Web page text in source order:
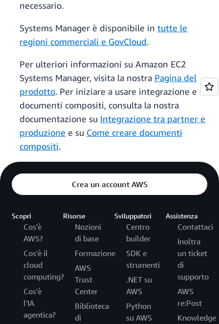
necessario.
Systems Manager è disponibile in tutte le
regioni commerciali e GovCloud.
Per ulteriori informazioni su Amazon EC2
Systems Manager, visita la nostra Pagina del
prodotto. Per iniziare a usare integrazione e
documenti compositi, consulta la nostra
documentazione su Integrazione tra partner e
produzione e su Come creare documenti
compositi.
Crea un account AWS
Scopri
Cos'è
AWS?
Cos'è il
cloud
computing?
Cos'è
l'IA
agentica?
Risorse
Nozioni
di base
Formazione
AWS
Trust
Center
Biblioteca
di
Sviluppatori
Centro
builder
SDK e
strumenti
.NET su
AWS
Python
su AWS
Assistenza
Contattaci
Inoltra
un ticket
di
supporto
AWS
re:Post
Knowledge